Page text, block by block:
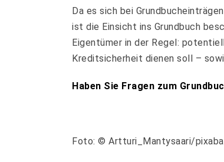
Da es sich bei
ist die Einsicht ins Grundbuch
Eigentümer in der Regel:
Kreditsicherheit dienen soll –
Haben Sie Fragen zum
Foto: © Artturi_Mantysaari/